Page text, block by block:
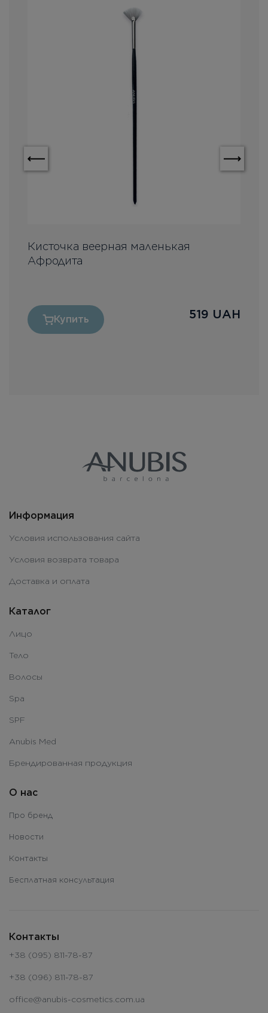
Кисточка веерная маленькая
Афродита
519 UAH
Купить
Информация
Условия использования сайта
Условия возврата товара
Доставка и оплата
Каталог
Лицо
Тело
Волосы
Spa
SPF
Anubis Med
Брендированная продукция
О нас
Про бренд
Новости
Контакты
Бесплатная консультация
Контакты
+38 (095) 811-78-87
+38 (096) 811-78-87
office@anubis-cosmetics.com.ua